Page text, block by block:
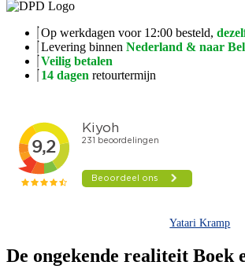
Op werkdagen voor 12:00 besteld,
Levering binnen Nederland & naar
Veilig betalen
14 dagen retourtermijn
Yatari Kramp
De ongekende realiteit Boek